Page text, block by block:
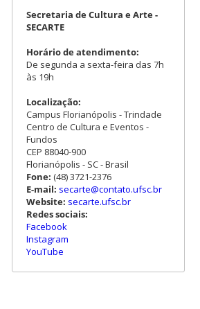
Secretaria de Cultura e Arte -
SECARTE
Horário de atendimento:
De segunda a sexta-feira das 7h
às 19h
Localização:
Campus Florianópolis - Trindade
Centro de Cultura e Eventos -
Fundos
CEP 88040-900
Florianópolis - SC - Brasil
Fone: (48) 3721-2376
E-mail: secarte@contato.ufsc.br
Website: secarte.ufsc.br
Redes sociais:
Facebook
Instagram
YouTube